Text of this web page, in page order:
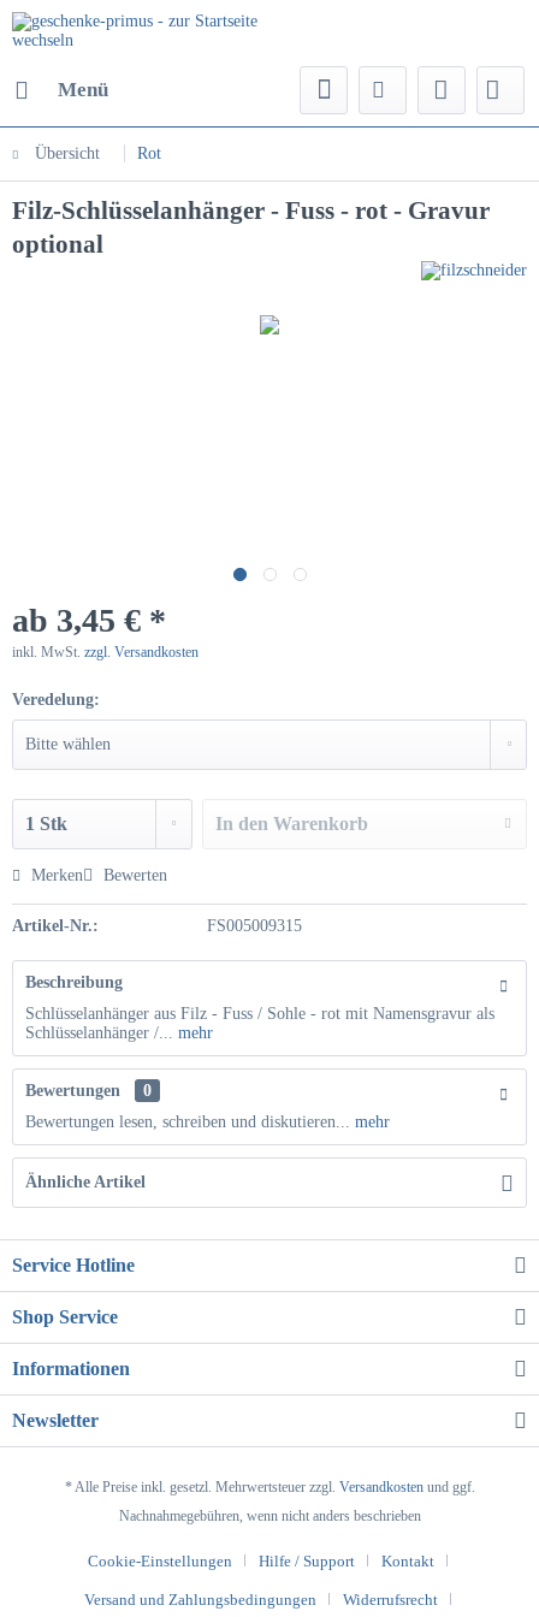
Menü
Übersicht Rot
Filz-Schlüsselanhänger - Fuss - rot - Gravur
optional
ab 3,45 € *
inkl. MwSt. zzgl. Versandkosten
Veredelung:
In den Warenkorb
Merken Bewerten
Artikel-Nr.: FS005009315
Beschreibung
Schlüsselanhänger aus Filz - Fuss / Sohle - rot mit Namensgravur als
Schlüsselanhänger /... mehr
Bewertungen
0
Bewertungen lesen, schreiben und diskutieren... mehr
Ähnliche Artikel
Service Hotline
Shop Service
Informationen
Newsletter
* Alle Preise inkl. gesetzl. Mehrwertsteuer zzgl. Versandkostenund ggf.
Nachnahmegebühren, wenn nicht anders beschrieben
Cookie-Einstellungen Hilfe / Support Kontakt
Versand und Zahlungsbedingungen Widerrufsrecht